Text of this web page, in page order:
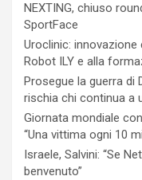
NEXTING, chiuso
SportFace
Uroclinic: innovazione
Robot ILY e alla
Prosegue la guerra di
rischia chi continua a
Giornata mondiale
“Una vittima ogni 10
Israele, Salvini: “Se
benvenuto”